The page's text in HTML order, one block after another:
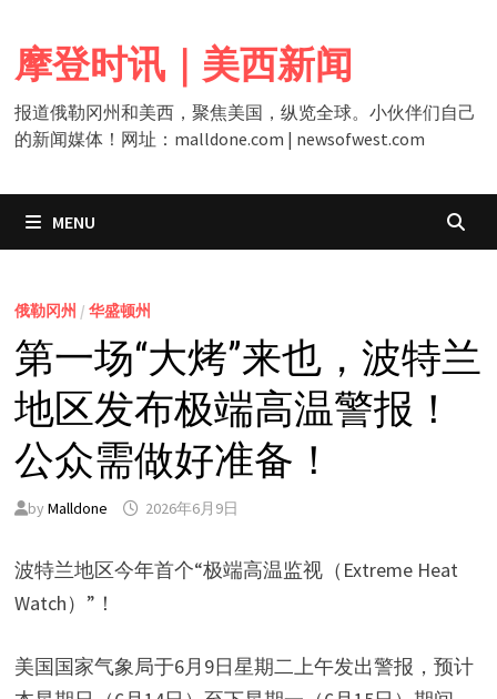
content
摩登时讯｜美西新闻
报道俄勒冈州和美西，聚焦美国，纵览全球。小伙伴们自己
的新闻媒体！网址：malldone.com | newsofwest.com
MENU
俄勒冈州 / 华盛顿州
第一场“大烤”来也，波特兰
地区发布极端高温警报！
公众需做好准备！
by Malldone 2026年6月9日
波特兰地区今年首个“极端高温监视（Extreme Heat
Watch）”！
美国国家气象局于6月9日星期二上午发出警报，预计